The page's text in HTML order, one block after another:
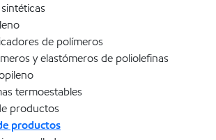
de polímeros
y elastómeros de poliolefinas
termoestables
productos
productos